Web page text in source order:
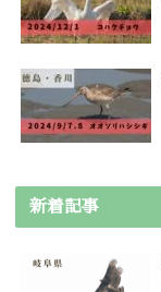
新着記事